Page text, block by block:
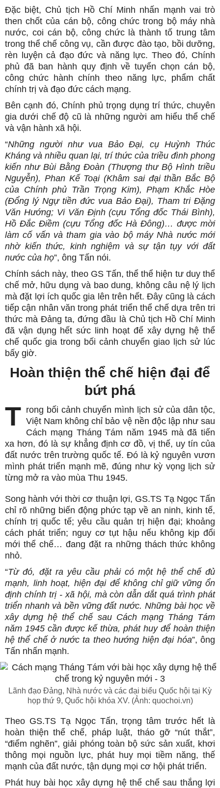
Đặc biệt, Chủ tịch Hồ Chí Minh nhấn mạnh vai trò
then chốt của cán bộ, công chức trong bộ máy nhà
nước, coi cán bộ, công chức là thành tố trung tâm
trong thể chế công vụ, cần được đào tạo, bồi dưỡng,
rèn luyện cả đạo đức và năng lực. Theo đó, Chính
phủ đã ban hành quy định về tuyển chọn cán bộ,
công chức hành chính theo năng lực, phẩm chất
chính trị và đạo đức cách mạng.
Bên cạnh đó, Chính phủ trọng dụng trí thức, chuyên
gia dưới chế độ cũ là những người am hiểu thể chế
và vận hành xã hội.
“Những người như vua Bảo Đại, cụ Huỳnh Thúc
Kháng và nhiều quan lại, trí thức của triều đình phong
kiến như Bùi Bằng Đoàn (Thượng thư Bộ Hình triều
Nguyễn), Phan Kế Toại (Khâm sai đại thần Bắc Bộ
của Chính phủ Trần Trọng Kim), Phạm Khắc Hòe
(Đổng lý Ngự tiền đức vua Bảo Đại), Tham tri Đặng
Văn Hướng; Vi Văn Định (cựu Tổng đốc Thái Bình),
Hồ Đắc Điềm (cựu Tổng đốc Hà Đông)… được mời
làm cố vấn và tham gia vào bộ máy Nhà nước mới
nhờ kiến thức, kinh nghiệm và sự tận tụy với đất
nước của họ”, ông Tấn nói.
Chính sách này, theo GS Tấn, thể thể hiện tư duy thể
chế mở, hữu dụng và bao dung, không câu nệ lý lịch
mà đặt lợi ích quốc gia lên trên hết. Đây cũng là cách
tiếp cận nhân văn trong phát triển thể chế dựa trên tri
thức mà Đảng ta, đứng đầu là Chủ tịch Hồ Chí Minh
đã vận dụng hết sức linh hoạt để xây dựng hệ thể
chế quốc gia trong bối cảnh chuyển giao lịch sử lúc
bấy giờ.
Hoàn thiện thể chế hiện đại để
bứt phá
T rong bối cảnh chuyển mình lịch sử của dân tộc,
Việt Nam không chỉ bảo vệ nền độc lập như sau
Cách mạng Tháng Tám năm 1945 mà đã tiến
xa hơn, đó là sự khẳng định cơ đồ, vị thế, uy tín của
đất nước trên trường quốc tế. Đó là kỷ nguyên vươn
mình phát triển mạnh mẽ, đúng như kỳ vọng lịch sử
từng mở ra vào mùa Thu 1945.
Song hành với thời cơ thuận lợi, GS.TS Tạ Ngọc Tấn
chỉ rõ những biến động phức tạp về an ninh, kinh tế,
chính trị quốc tế; yêu cầu quản trị hiện đại; khoảng
cách phát triển; nguy cơ tụt hậu nếu không kịp đổi
mới thể chế… đang đặt ra những thách thức không
nhỏ.
“Từ đó, đặt ra yêu cầu phải có một hệ thể chế đủ
mạnh, linh hoạt, hiện đại để không chỉ giữ vững ổn
định chính trị - xã hội, mà còn dẫn dắt quá trình phát
triển nhanh và bền vững đất nước. Những bài học về
xây dựng hệ thể chế sau Cách mạng Tháng Tám
năm 1945 cần được kế thừa, phát huy để hoàn thiện
hệ thể chế ở nước ta theo hướng hiện đại hóa”, ông
Tấn nhấn mạnh.
Lãnh đạo Đảng, Nhà nước và các đại biểu Quốc hội tại Kỳ
họp thứ 9, Quốc hội khóa XV. (Ảnh: quochoi.vn)
Theo GS.TS Tạ Ngọc Tấn, trọng tâm trước hết là
hoàn thiện thể chế, pháp luật, tháo gỡ “nút thắt”,
“điểm nghẽn”, giải phóng toàn bộ sức sản xuất, khơi
thông mọi nguồn lực, phát huy mọi tiềm năng, thế
mạnh của đất nước, tận dụng mọi cơ hội phát triển.
Phát huy bài học xây dựng hệ thể chế sau thắng lợi